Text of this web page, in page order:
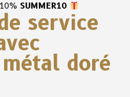
SUMMER10
service
doré